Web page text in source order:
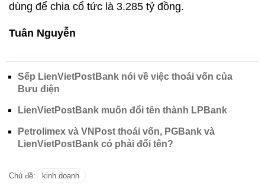
dùng để chia cổ tức là 3.285 tỷ đồng.
Tuân Nguyễn
Sếp LienVietPostBank nói về việc thoái vốn của
Bưu điện
LienVietPostBank muốn đổi tên thành LPBank
Petrolimex và VNPost thoái vốn, PGBank và
LienVietPostBank có phải đổi tên?
Chủ đề: kinh doanh